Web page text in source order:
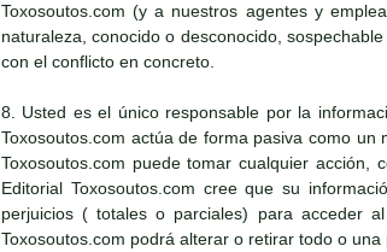
Toxosoutos.com (y a nuestros agentes y
naturaleza, conocido o desconocido,
con el conflicto en concreto.
8. Usted es el único responsable por la
Toxosoutos.com actúa de forma pasiva como
Toxosoutos.com puede tomar cualquier
Editorial Toxosoutos.com cree que su
perjuicios ( totales o parciales) para acceder
Toxosoutos.com podrá alterar o retirar todo o una